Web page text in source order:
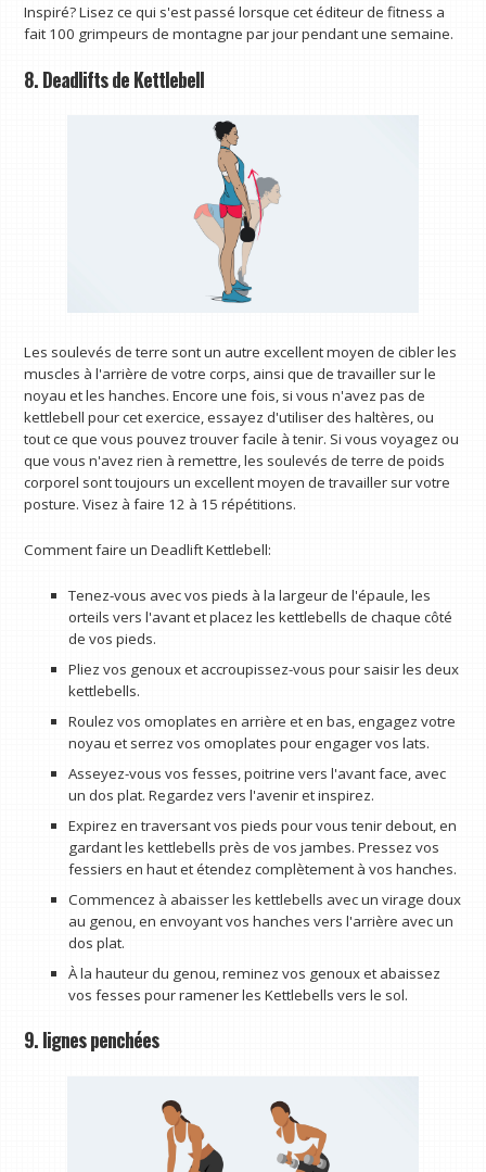
Inspiré? Lisez ce qui s'est passé lorsque cet éditeur de fitness a
fait 100 grimpeurs de montagne par jour pendant une semaine.
8. Deadlifts de Kettlebell
Les soulevés de terre sont un autre excellent moyen de cibler les
muscles à l'arrière de votre corps, ainsi que de travailler sur le
noyau et les hanches. Encore une fois, si vous n'avez pas de
kettlebell pour cet exercice, essayez d'utiliser des haltères, ou
tout ce que vous pouvez trouver facile à tenir. Si vous voyagez ou
que vous n'avez rien à remettre, les soulevés de terre de poids
corporel sont toujours un excellent moyen de travailler sur votre
posture. Visez à faire 12 à 15 répétitions.
Comment faire un Deadlift Kettlebell:
Tenez-vous avec vos pieds à la largeur de l'épaule, les
orteils vers l'avant et placez les kettlebells de chaque côté
de vos pieds.
Pliez vos genoux et accroupissez-vous pour saisir les deux
kettlebells.
Roulez vos omoplates en arrière et en bas, engagez votre
noyau et serrez vos omoplates pour engager vos lats.
Asseyez-vous vos fesses, poitrine vers l'avant face, avec
un dos plat. Regardez vers l'avenir et inspirez.
Expirez en traversant vos pieds pour vous tenir debout, en
gardant les kettlebells près de vos jambes. Pressez vos
fessiers en haut et étendez complètement à vos hanches.
Commencez à abaisser les kettlebells avec un virage doux
au genou, en envoyant vos hanches vers l'arrière avec un
dos plat.
À la hauteur du genou, reminez vos genoux et abaissez
vos fesses pour ramener les Kettlebells vers le sol.
9. lignes penchées